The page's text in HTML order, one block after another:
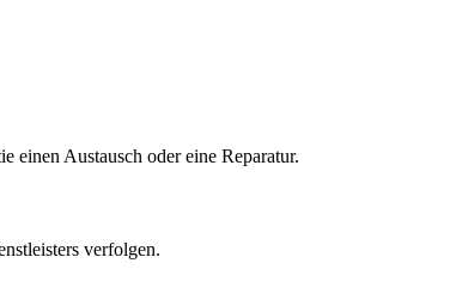
einen Austausch oder eine Reparatur.
verfolgen.